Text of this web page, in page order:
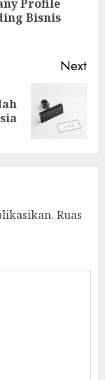
Profile
Bisnis
Next
Ruas